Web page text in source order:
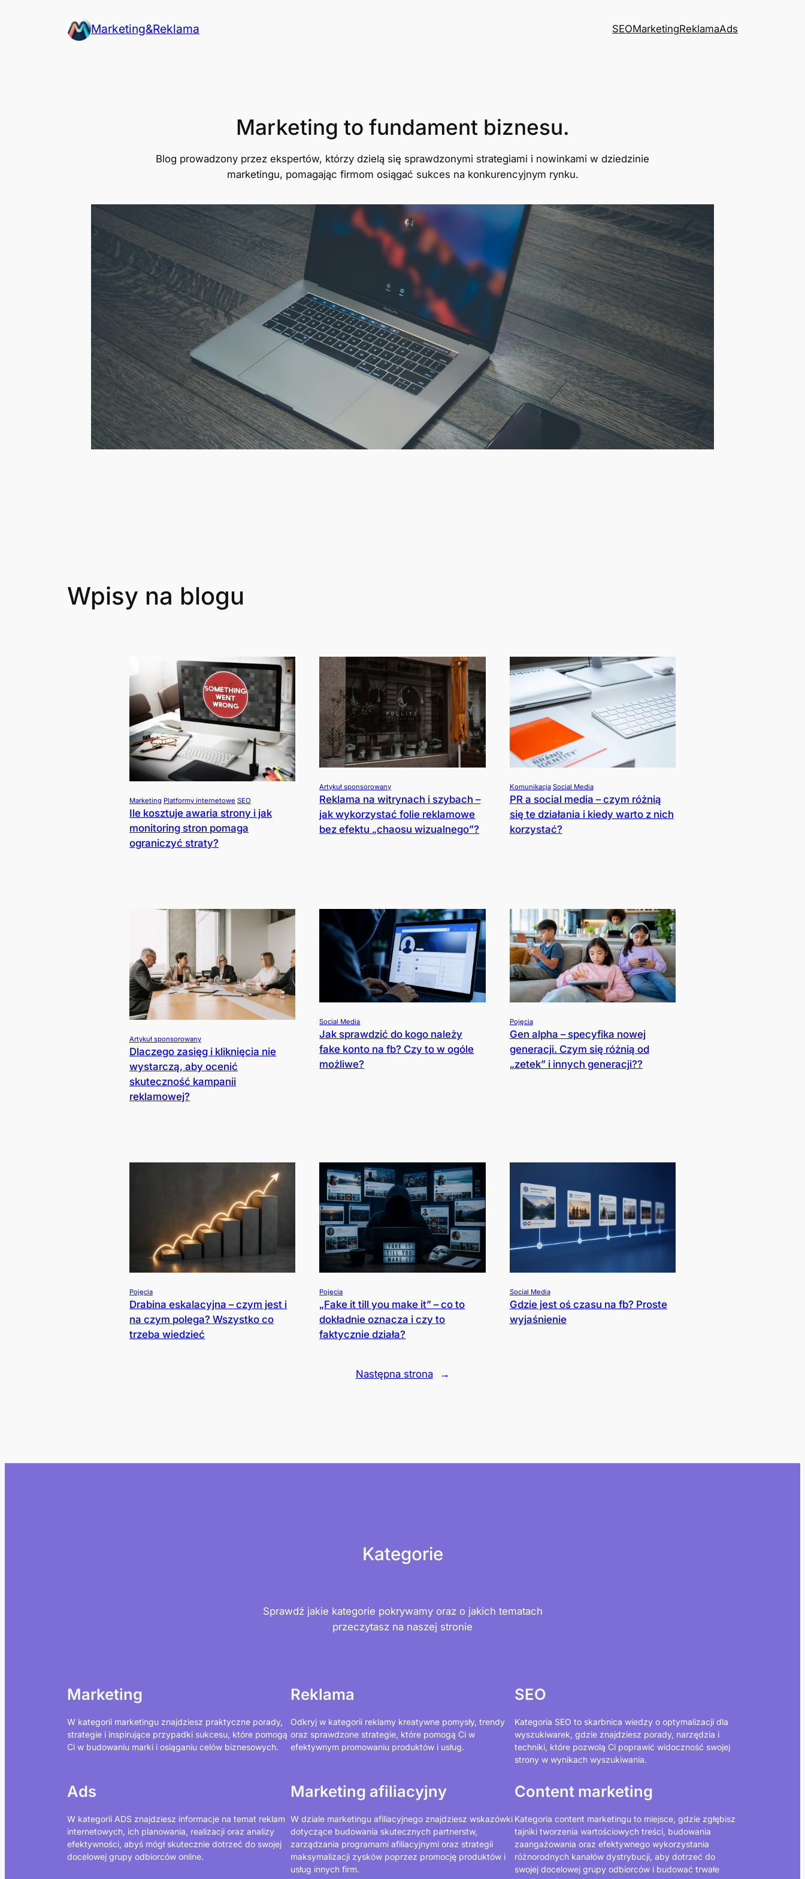
Marketing&Reklama SEOMarketingReklamaAds
Marketing to fundament biznesu.
Blog prowadzony przez ekspertów, którzy dzielą się sprawdzonymi strategiami i nowinkami w dziedzinie
marketingu, pomagając firmom osiągać sukces na konkurencyjnym rynku.
Wpisy na blogu
Marketing Platformy internetowe SEO
Ile kosztuje awaria strony i jak
monitoring stron pomaga
ograniczyć straty?
Artykuł sponsorowany
Reklama na witrynach i szybach –
jak wykorzystać folie reklamowe
bez efektu „chaosu wizualnego”?
Komunikacja Social Media
PR a social media – czym różnią
się te działania i kiedy warto z nich
korzystać?
Artykuł sponsorowany
Dlaczego zasięg i kliknięcia nie
wystarczą, aby ocenić
skuteczność kampanii
reklamowej?
Social Media
Jak sprawdzić do kogo należy
fake konto na fb? Czy to w ogóle
możliwe?
Pojęcia
Gen alpha – specyfika nowej
generacji. Czym się różnią od
„zetek” i innych generacji??
Pojęcia
Drabina eskalacyjna – czym jest i
na czym polega? Wszystko co
trzeba wiedzieć
Pojęcia
„Fake it till you make it” – co to
dokładnie oznacza i czy to
faktycznie działa?
Social Media
Gdzie jest oś czasu na fb? Proste
wyjaśnienie
Następna strona →
Kategorie
Sprawdź jakie kategorie pokrywamy oraz o jakich tematach
przeczytasz na naszej stronie
Marketing
W kategorii marketingu znajdziesz praktyczne porady,
strategie i inspirujące przypadki sukcesu, które pomogą
Ci w budowaniu marki i osiąganiu celów biznesowych.
Reklama
Odkryj w kategorii reklamy kreatywne pomysły, trendy
oraz sprawdzone strategie, które pomogą Ci w
efektywnym promowaniu produktów i usług.
SEO
Kategoria SEO to skarbnica wiedzy o optymalizacji dla
wyszukiwarek, gdzie znajdziesz porady, narzędzia i
techniki, które pozwolą Ci poprawić widoczność swojej
strony w wynikach wyszukiwania.
Ads
W kategorii ADS znajdziesz informacje na temat reklam
internetowych, ich planowania, realizacji oraz analizy
efektywności, abyś mógł skutecznie dotrzeć do swojej
docelowej grupy odbiorców online.
Marketing afiliacyjny
W dziale marketingu afiliacyjnego znajdziesz wskazówki
dotyczące budowania skutecznych partnerstw,
zarządzania programami afiliacyjnymi oraz strategii
maksymalizacji zysków poprzez promocję produktów i
usług innych firm.
Content marketing
Kategoria content marketingu to miejsce, gdzie zgłębisz
tajniki tworzenia wartościowych treści, budowania
zaangażowania oraz efektywnego wykorzystania
różnorodnych kanałów dystrybucji, aby dotrzeć do
swojej docelowej grupy odbiorców i budować trwałe